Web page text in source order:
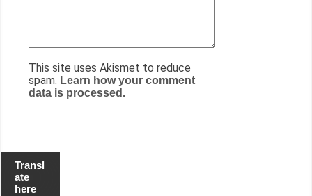
This site uses Akismet to reduce
spam. Learn how your comment
data is processed.
Transl
ate
here